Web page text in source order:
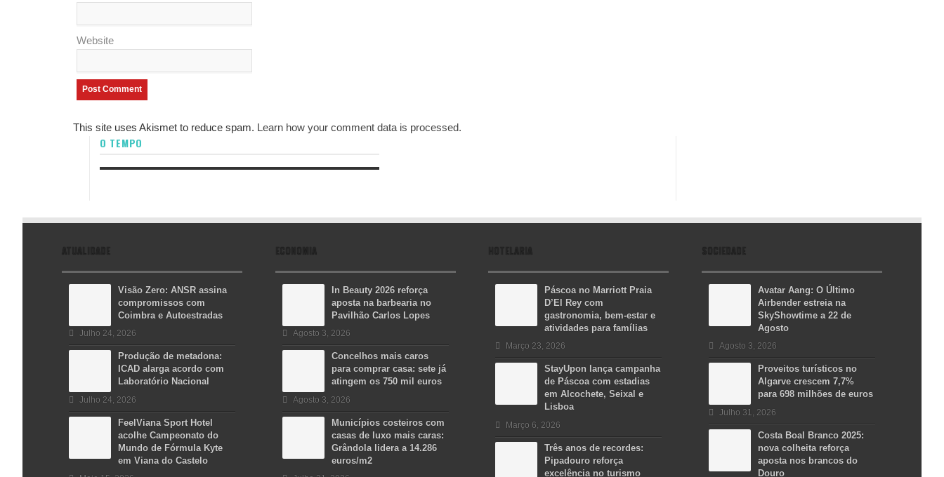
Website
This site uses Akismet to reduce spam. Learn how your comment data is processed.
O TEMPO
ATUALIDADE
Visão Zero: ANSR assina
compromissos com
Coimbra e Autoestradas
Julho 24, 2026
Produção de metadona:
ICAD alarga acordo com
Laboratório Nacional
Julho 24, 2026
FeelViana Sport Hotel
acolhe Campeonato do
Mundo de Fórmula Kyte
em Viana do Castelo
ECONOMIA
In Beauty 2026 reforça
aposta na barbearia no
Pavilhão Carlos Lopes
Agosto 3, 2026
Concelhos mais caros
para comprar casa: sete já
atingem os 750 mil euros
Agosto 3, 2026
Municípios costeiros com
casas de luxo mais caras:
Grândola lidera a 14.286
euros/m2
HOTELARIA
Páscoa no Marriott Praia
D’El Rey com
gastronomia, bem-estar e
atividades para famílias
Março 23, 2026
StayUpon lança campanha
de Páscoa com estadias
em Alcochete, Seixal e
Lisboa
Março 6, 2026
Três anos de recordes:
Pipadouro reforça
excelência no turismo
SOCIEDADE
Avatar Aang: O Último
Airbender estreia na
SkyShowtime a 22 de
Agosto
Agosto 3, 2026
Proveitos turísticos no
Algarve crescem 7,7%
para 698 milhões de euros
Julho 31, 2026
Costa Boal Branco 2025:
nova colheita reforça
aposta nos brancos do
Douro